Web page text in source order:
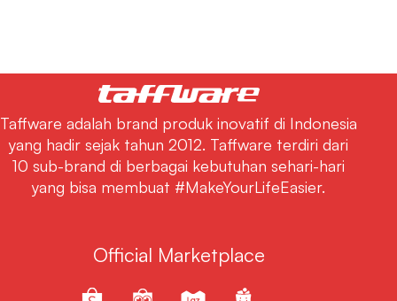
Taffware adalah brand produk inovatif di Indonesia
yang hadir sejak tahun 2012. Taffware terdiri dari
10 sub-brand di berbagai kebutuhan sehari-hari
yang bisa membuat #MakeYourLifeEasier.
Official Marketplace